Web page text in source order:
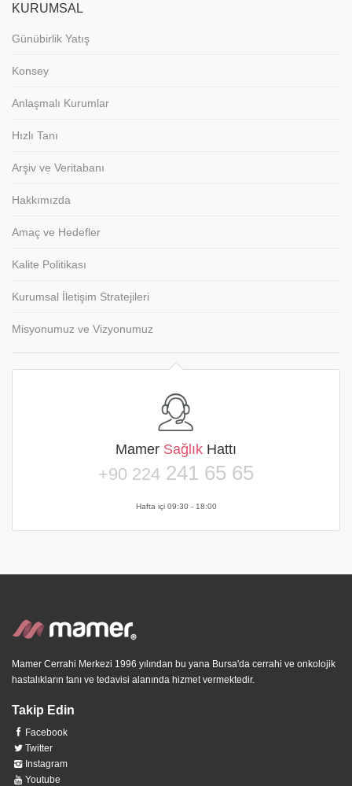
KURUMSAL
Günübirlik Yatış
Konsey
Anlaşmalı Kurumlar
Hızlı Tanı
Arşiv ve Veritabanı
Hakkımızda
Amaç ve Hedefler
Kalite Politikası
Kurumsal İletişim Stratejileri
Misyonumuz ve Vizyonumuz
Mamer Sağlık Hattı
+90 224 241 65 65
Hafta içi 09:30 - 18:00
Mamer Cerrahi Merkezi 1996 yılından bu yana Bursa'da cerrahi ve onkolojik
hastalıkların tanı ve tedavisi alanında hizmet vermektedir.
Takip Edin
Facebook
Twitter
Instagram
Youtube